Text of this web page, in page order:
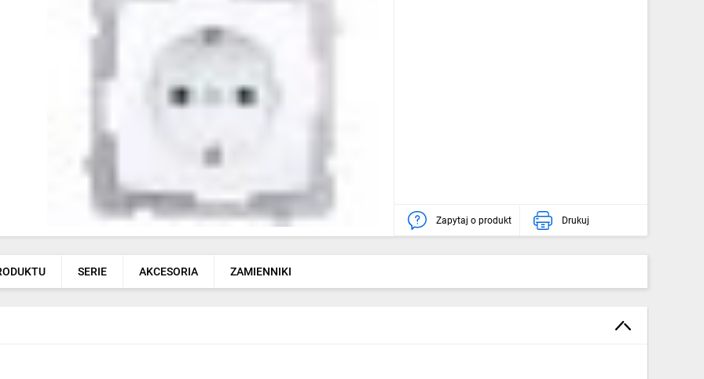
Zapytaj o produkt Drukuj
SERIE AKCESORIA ZAMIENNIKI